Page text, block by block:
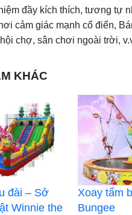
đầy kích thích, tương tự
cảm giác mạnh cổ điển,
chợ, sân chơi ngoài trời,
KHÁC
đài – Sở
Winnie the
Xoay tấm
Bungee